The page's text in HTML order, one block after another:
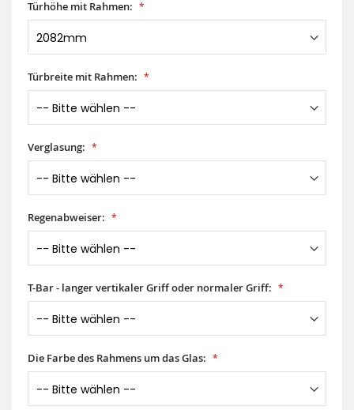
Türhöhe mit Rahmen:
Türbreite mit Rahmen:
Verglasung:
Regenabweiser:
T-Bar - langer vertikaler Griff oder normaler Griff:
Die Farbe des Rahmens um das Glas: